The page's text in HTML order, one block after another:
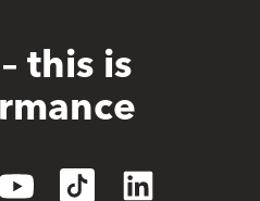
this is